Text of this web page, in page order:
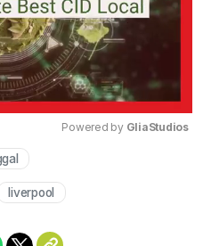
Powered by GliaStudios
liverpool